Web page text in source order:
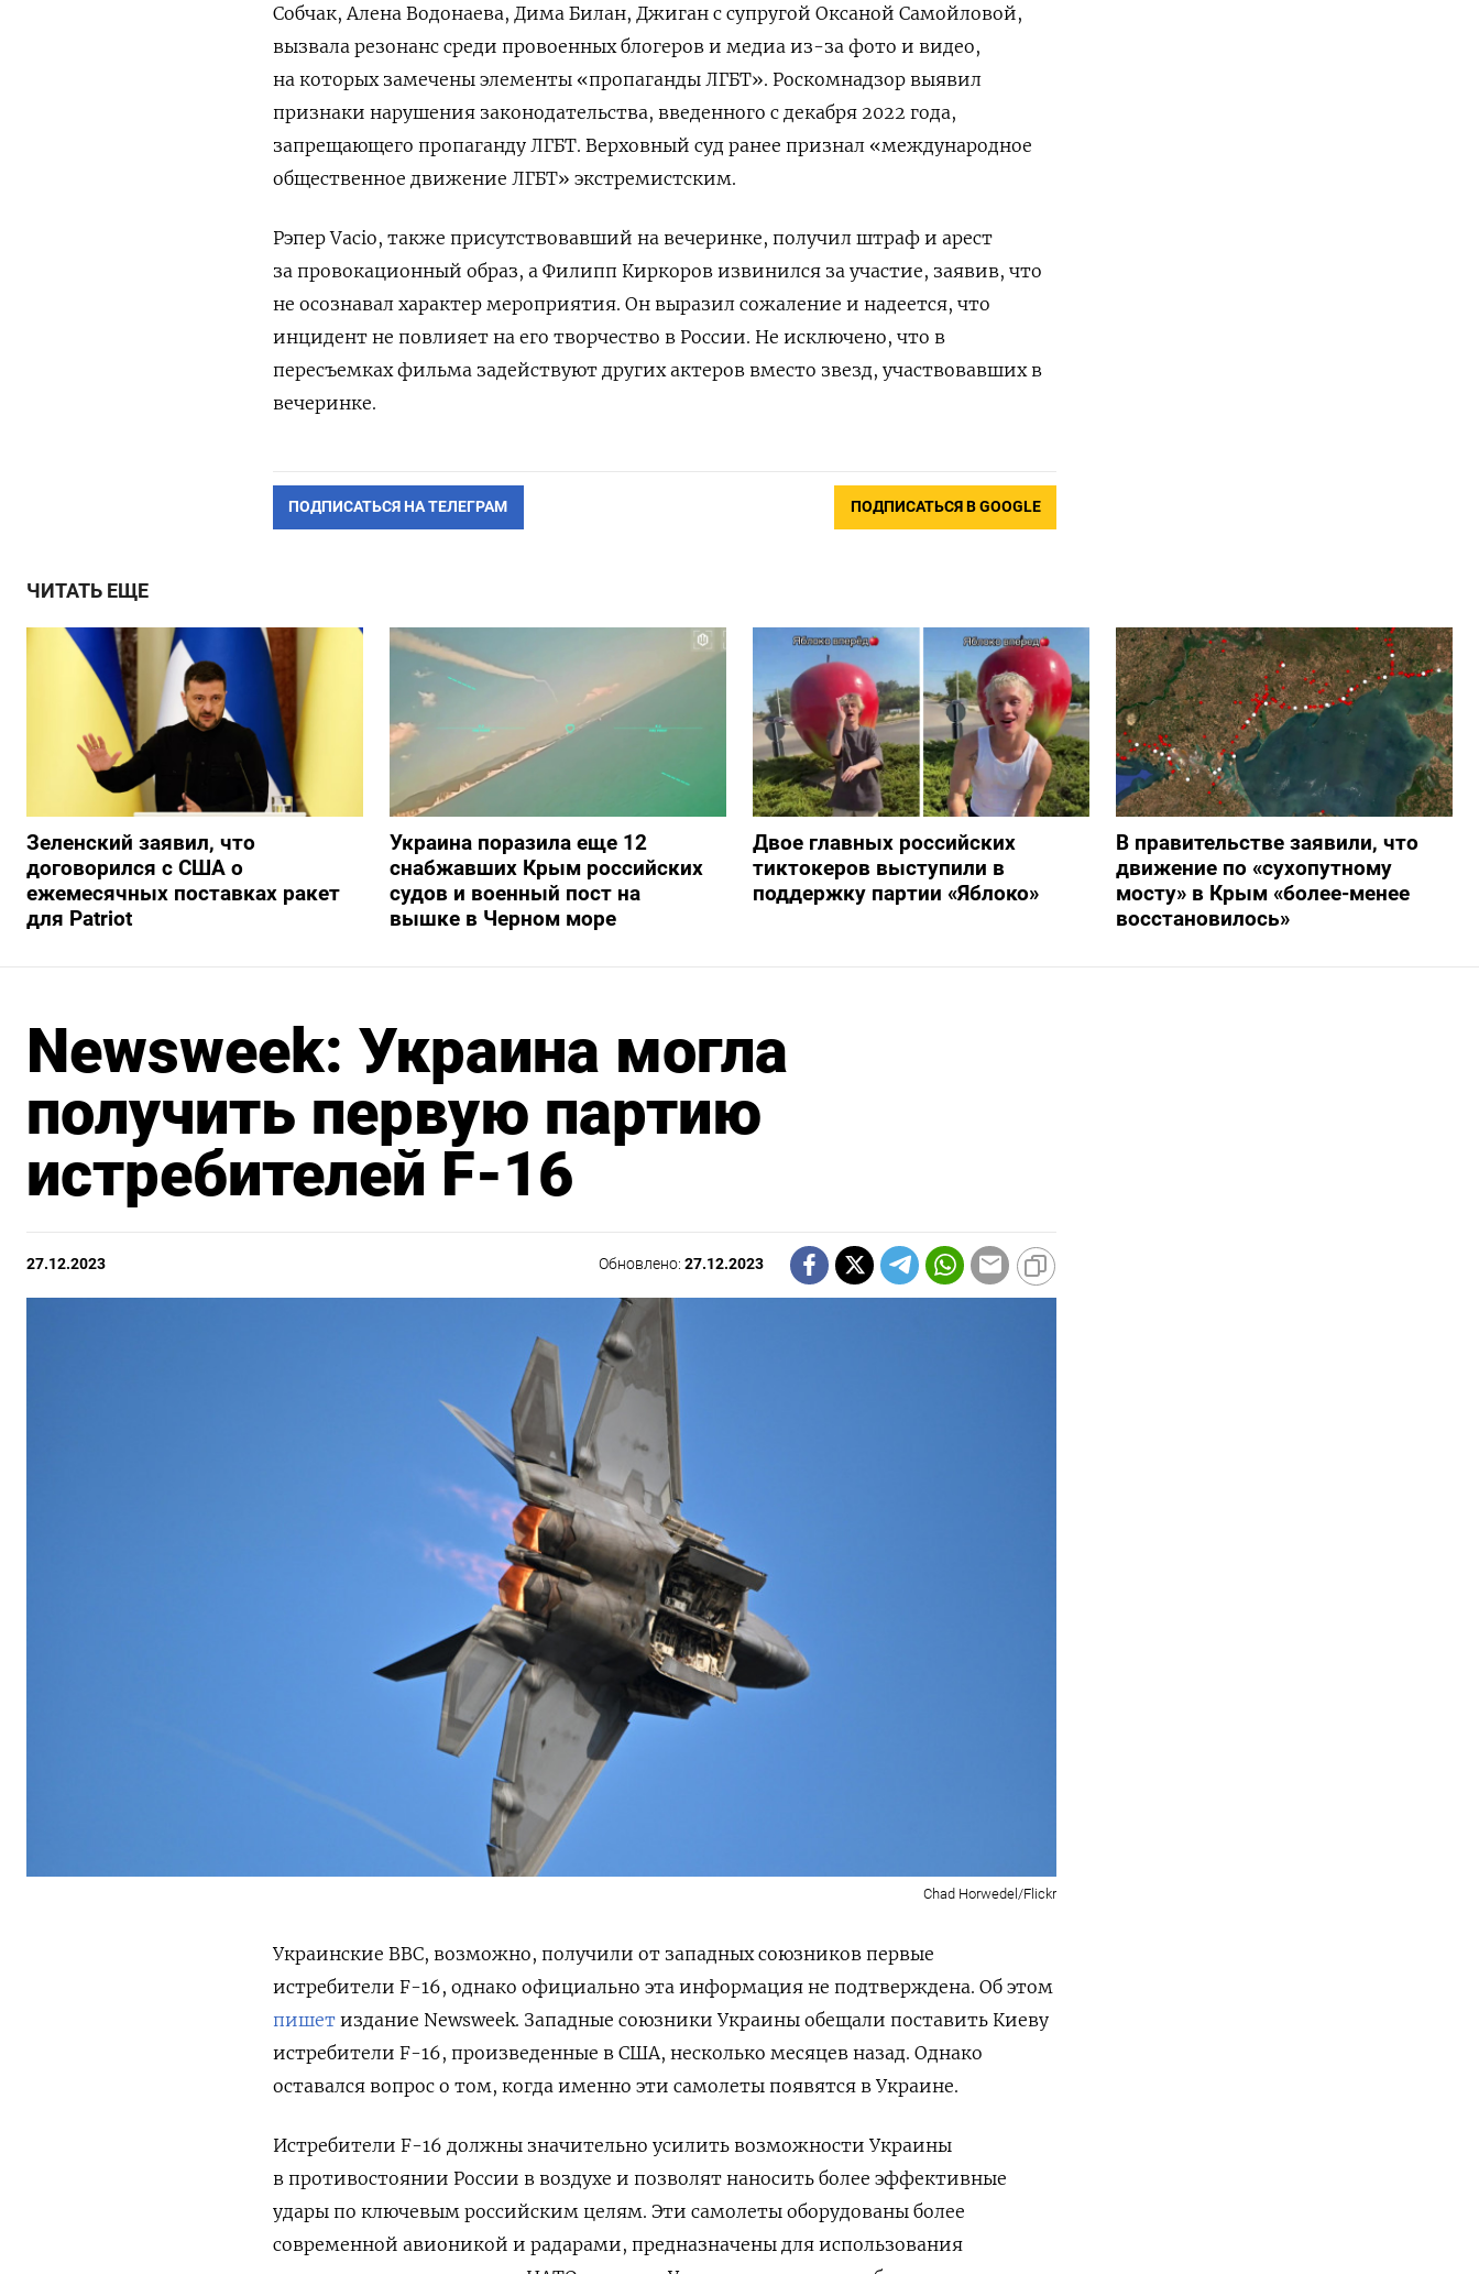
Собчак, Алена Водонаева, Дима Билан, Джиган с супругой Оксаной Самойловой,
вызвала резонанс среди провоенных блогеров и медиа из-за фото и видео,
на которых замечены элементы «пропаганды ЛГБТ». Роскомнадзор выявил
признаки нарушения законодательства, введенного с декабря 2022 года,
запрещающего пропаганду ЛГБТ. Верховный суд ранее признал «международное
общественное движение ЛГБТ» экстремистским.
Рэпер Vacio, также присутствовавший на вечеринке, получил штраф и арест
за провокационный образ, а Филипп Киркоров извинился за участие, заявив, что
не осознавал характер мероприятия. Он выразил сожаление и надеется, что
инцидент не повлияет на его творчество в России. Не исключено, что в
пересъемках фильма задействуют других актеров вместо звезд, участвовавших в
вечеринке.
ПОДПИСАТЬСЯ НА ТЕЛЕГРАМ ПОДПИСАТЬСЯ В GOOGLE
ЧИТАТЬ ЕЩЕ
Зеленский заявил, что
договорился с США о
ежемесячных поставках ракет
для Patriot
Украина поразила еще 12
снабжавших Крым российских
судов и военный пост на
вышке в Черном море
Двое главных российских
тиктокеров выступили в
поддержку партии «Яблоко»
В правительстве заявили, что
движение по «сухопутному
мосту» в Крым «более-менее
восстановилось»
Newsweek: Украина могла
получить первую партию
истребителей F-16
27.12.2023 Обновлено:27.12.2023
Chad Horwedel/Flickr
Украинские ВВС, возможно, получили от западных союзников первые
истребители F-16, однако официально эта информация не подтверждена. Об этом
пишет издание Newsweek. Западные союзники Украины обещали поставить Киеву
истребители F-16, произведенные в США, несколько месяцев назад. Однако
оставался вопрос о том, когда именно эти самолеты появятся в Украине.
Истребители F-16 должны значительно усилить возможности Украины
в противостоянии России в воздухе и позволят наносить более эффективные
удары по ключевым российским целям. Эти самолеты оборудованы более
современной авионикой и радарами, предназначены для использования